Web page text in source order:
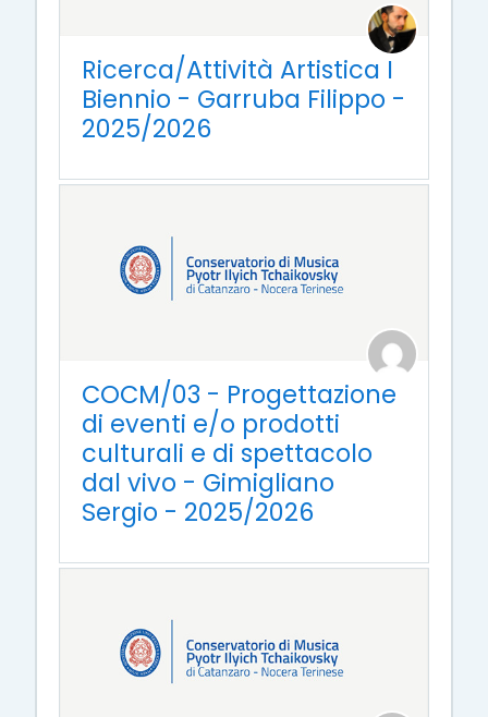
Ricerca/Attività Artistica I
Biennio - Garruba Filippo -
2025/2026
COCM/03 - Progettazione
di eventi e/o prodotti
culturali e di spettacolo
dal vivo - Gimigliano
Sergio - 2025/2026